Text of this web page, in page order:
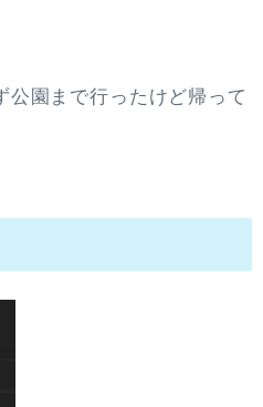
園まで行ったけど帰って